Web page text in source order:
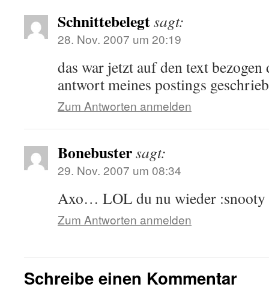
Schnittebelegtsagt:
28. Nov. 2007 um 20:19
das war jetzt auf den text bezogen
antwort meines postings
Zum Antworten anmelden
Bonebustersagt:
29. Nov. 2007 um 08:34
Axo… LOL du nu wieder :snooty
Zum Antworten anmelden
Schreibe einen Kommentar